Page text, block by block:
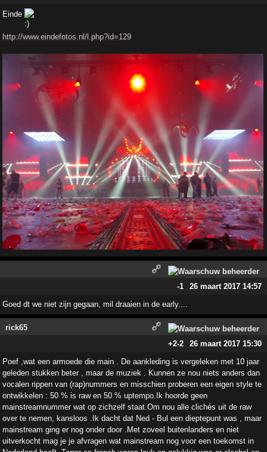
Einde
http://www.eindefotos.nl/l.php?id=129
-1 26 maart 2017 14:57
Goed dt we niet zijn gegaan, mil draaien in de early....
rick65
+2-2 26 maart 2017 15:30
Poef ,wat een armoede die main . De aankleding is vergeleken met 10 jaar
geleden stukken beter , maar de muziek . Kunnen ze nou niets anders dan
vocalen rippen van (rap)nummers en misschien proberen een eigen style te
ontwikkelen : 50 % is raw en 50 % uptempo.Ik hoorde geen
mainstreamnummer wat op zichzelf staat.Om nou alle clichés uit de raw
over te nemen, kansloos .Ik dacht dat Ned - Bul een dieptepunt was , maar
mainstream ging er nog onder door .Met zoveel buitenlanders en niet
uitverkocht mag je je afvragen wat mainstream nog voor een toekomst in